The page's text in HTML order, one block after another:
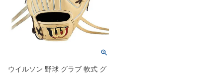
ウイルソン 野球 グラブ 軟式 グ